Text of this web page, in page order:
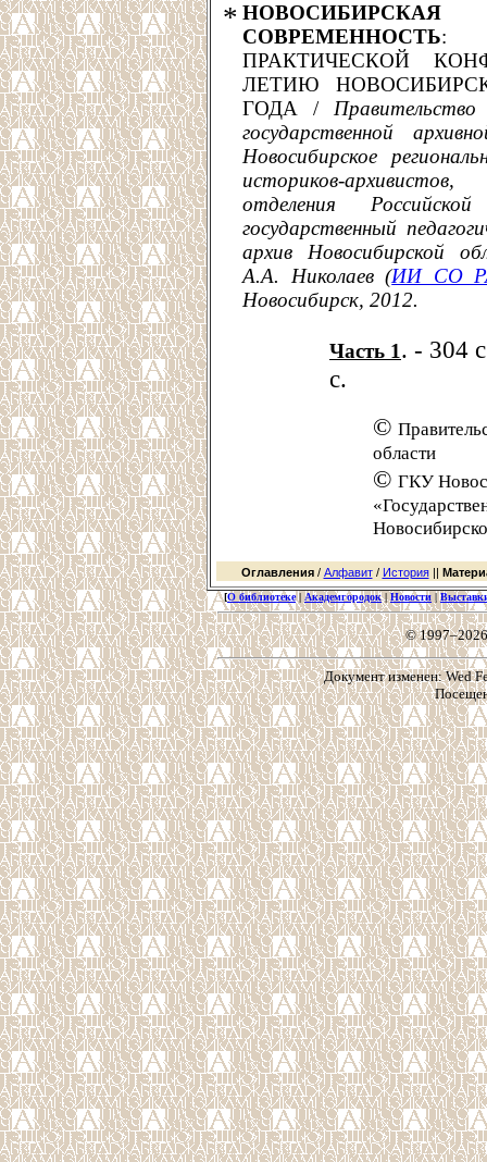
*
СОВРЕМЕННОСТЬ:
ПРАКТИЧЕСКОЙ
ЛЕТИЮ
ГОДА /
государственной
Новосибирское
историков-
отделения
государственный
архив Новосибирской
А.А. Николаев (ИИ СО
Новосибирск, 2012.
Часть 1. -
с.
©
области
© ГКУ
Оглавления/ Алфавит/ История||
[О библиотеке| Академгородок| Новости |
©
Документ изменен: Wed